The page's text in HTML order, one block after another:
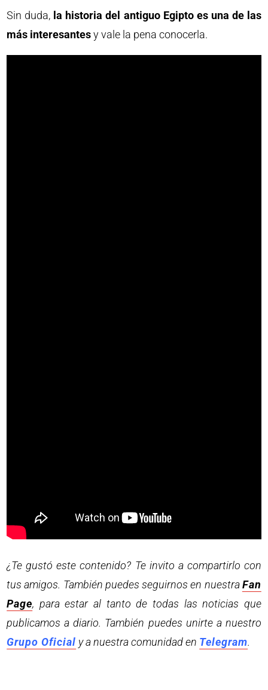
Sin duda, la historia del antiguo Egipto es una de las
más interesantesy vale la pena conocerla.
¿Te gustó este contenido? Te invito a compartirlo con
tus amigos. También puedes seguirnos en nuestraFan
Page, para estar al tanto de todas las noticias que
publicamos a diario. También puedes unirte a nuestro
Grupo Oficial y a nuestra comunidad en Telegram.